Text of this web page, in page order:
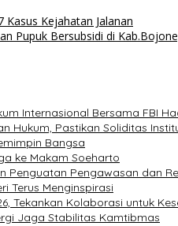
Kasus Kejahatan Jalanan
Pupuk Bersubsidi di
Internasional Bersama FBI
Hukum, Pastikan Soliditas
Bangsa
ke Makam Soeharto
Penguatan Pengawasan dan
Terus Menginspirasi
Tekankan Kolaborasi untuk
Jaga Stabilitas Kamtibmas